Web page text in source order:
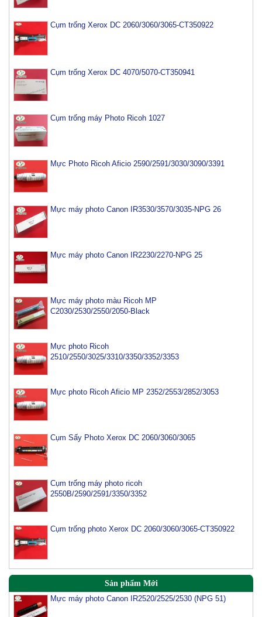
Cụm trống Xerox DC 2060/3060/3065-CT350922
Cụm trống Xerox DC 4070/5070-CT350941
Cụm trống máy Photo Ricoh 1027
Mực Photo Ricoh Aficio 2590/2591/3030/3090/3391
Mực máy photo Canon IR3530/3570/3035-NPG 26
Mực máy photo Canon IR2230/2270-NPG 25
Mực máy photo màu Ricoh MP
C2030/2530/2550/2050-Black
Mực photo Ricoh
2510/2550/3025/3310/3350/3352/3353
Mực photo Ricoh Aficio MP 2352/2553/2852/3053
Cụm Sấy Photo Xerox DC 2060/3060/3065
Cụm trống máy photo ricoh
2550B/2590/2591/3350/3352
Cụm trống photo Xerox DC 2060/3060/3065-CT350922
Sản phẩm Mới
Mực máy photo Canon IR2520/2525/2530 (NPG 51)